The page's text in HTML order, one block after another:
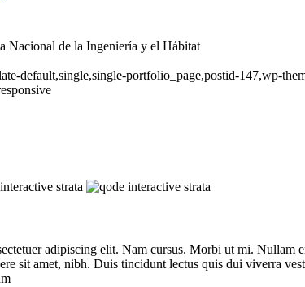
Nacional de la Ingeniería y el Hábitat
default,single,single-portfolio_page,postid-147,wp-
adipiscing elit. Nam cursus. Morbi ut mi. Nullam
sit amet, nibh. Duis tincidunt lectus quis dui viverra